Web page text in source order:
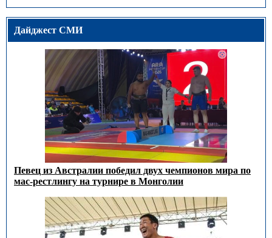
Дайджест СМИ
Певец из Австралии победил двух чемпионов мира по
мас-рестлингу на турнире в Монголии